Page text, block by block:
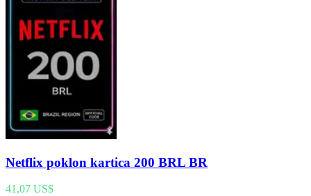
Netflix poklon kartica 200 BRL BR
41,07 US$